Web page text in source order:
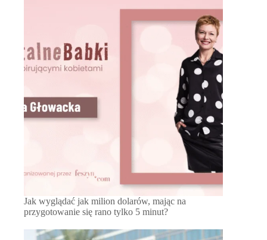
Jak wyglądać jak milion dolarów, mając na
przygotowanie się rano tylko 5 minut?